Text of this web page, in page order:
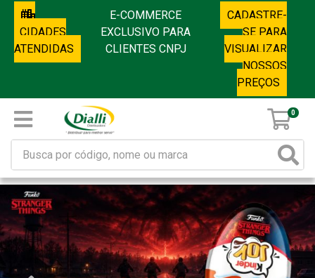
CIDADES
ATENDIDAS
E-COMMERCE
EXCLUSIVO PARA
CLIENTES CNPJ
CADASTRE-
SE PARA
VISUALIZAR
NOSSOS
PREÇOS
0